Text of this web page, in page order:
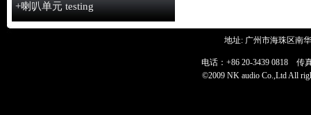
+喇叭单元 testing
地址: 广州市海珠区南
电话：+86 20-3439 0818 传
©2009 NK audio Co.,Ltd All